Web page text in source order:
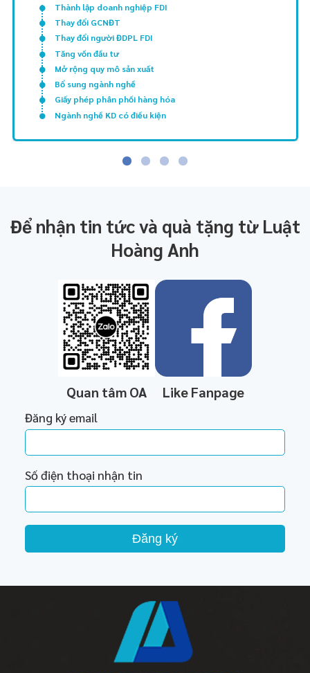
Thành lập doanh nghiệp FDI
Thay đổi GCNĐT
Thay đổi người ĐDPL FDI
Tăng vốn đầu tư
Mở rộng quy mô sản xuất
Bổ sung ngành nghề
Giấy phép phân phối hàng hóa
Ngành nghề KD có điều kiện
Để nhận tin tức và quà tặng từ Luật
Hoàng Anh
Quan tâm OA Like Fanpage
Đăng ký email
Số điện thoại nhận tin
Đăng ký